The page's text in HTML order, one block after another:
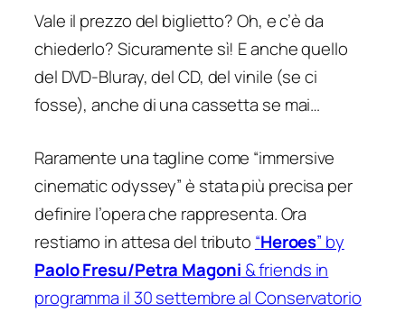
Vale il prezzo del biglietto? Oh, e c’è da
chiederlo? Sicuramente sì! E anche quello
del DVD-Bluray, del CD, del vinile (se ci
fosse), anche di una cassetta se mai…
Raramente una tagline come “immersive
cinematic odyssey” è stata più precisa per
definire l’opera che rappresenta. Ora
restiamo in attesa del tributo “Heroes” by
PaoloFresu/Petra Magoni & friends in
programma il 30 settembre al Conservatorio